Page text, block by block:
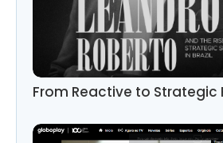
From Reactive to Strategic